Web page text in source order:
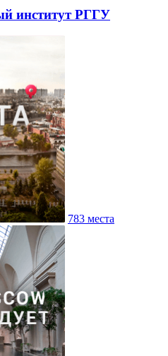
институт РГГУ
783 места